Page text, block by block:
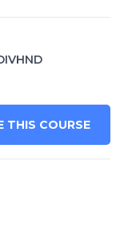
THIS COURSE